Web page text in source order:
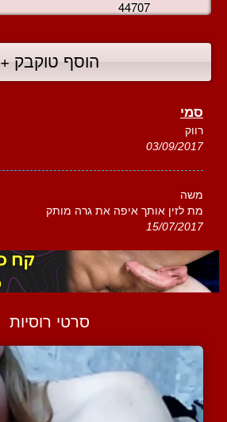
44707
הוסף טוקבק +
סמי
רווק
03/09/2017
משה
מת לזין אותך איפה את גרה מותק
15/07/2017
סרטי רוסיות